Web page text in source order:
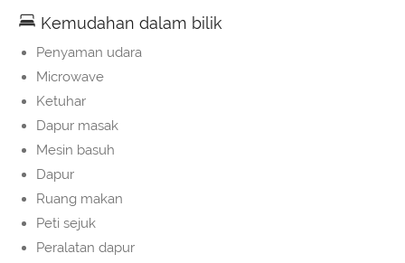
Kemudahan dalam bilik
Penyaman udara
Microwave
Ketuhar
Dapur masak
Mesin basuh
Dapur
Ruang makan
Peti sejuk
Peralatan dapur